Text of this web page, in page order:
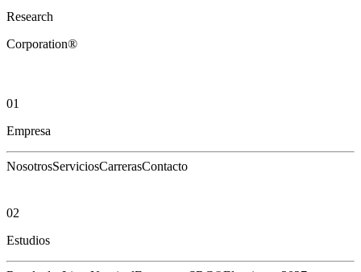
Research
Corporation®
01
Empresa
NosotrosServiciosCarrerasContacto
02
Estudios